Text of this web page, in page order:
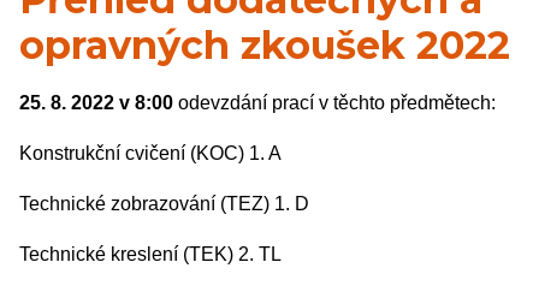
opravných zkoušek 2022
25. 8. 2022 v 8:00 odevzdání prací v těchto předmětech:
Konstrukční cvičení (KOC) 1. A
Technické zobrazování (TEZ) 1. D
Technické kreslení (TEK) 2. TL